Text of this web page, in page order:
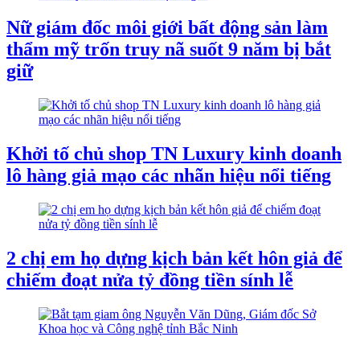
Nữ giám đốc môi giới bất động sản làm
thẩm mỹ trốn truy nã suốt 9 năm bị bắt
giữ
Khởi tố chủ shop TN Luxury kinh doanh
lô hàng giả mạo các nhãn hiệu nổi tiếng
2 chị em họ dựng kịch bản kết hôn giả để
chiếm đoạt nửa tỷ đồng tiền sính lễ